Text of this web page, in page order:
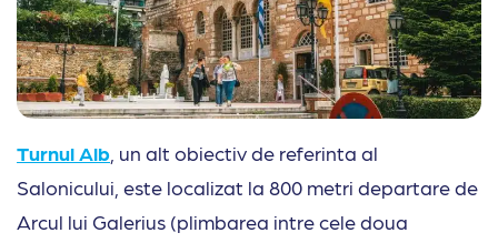
Turnul Alb , un alt obiectiv de referinta al
Salonicului, este localizat la 800 metri departare de
Arcul lui Galerius (plimbarea intre cele doua